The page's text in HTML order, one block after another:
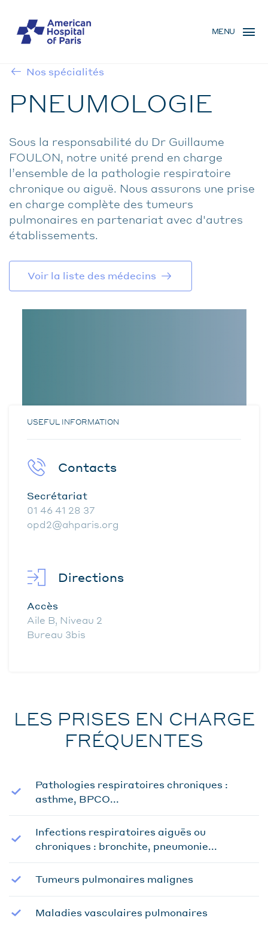
main
MENU
MOBILE
MENU
BREADCRUMB
Nos spécialités
PNEUMOLOGIE
Sous la responsabilité du Dr Guillaume
FOULON, notre unité prend en charge
l’ensemble de la pathologie respiratoire
chronique ou aiguë. Nous assurons une prise
en charge complète des tumeurs
pulmonaires en partenariat avec d'autres
établissements.
Voir la liste des médecins
USEFUL INFORMATION
Contacts
Secrétariat
01 46 41 28 37
opd2@ahparis.org
Directions
Accès
Aile B, Niveau 2
Bureau 3bis
LES PRISES EN CHARGE
FRÉQUENTES
Pathologies respiratoires chroniques :
asthme, BPCO...
Infections respiratoires aiguës ou
chroniques : bronchite, pneumonie...
Tumeurs pulmonaires malignes
Maladies vasculaires pulmonaires